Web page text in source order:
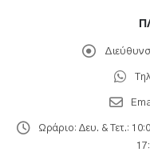
Ωράριο: Δευ. & Τετ.: